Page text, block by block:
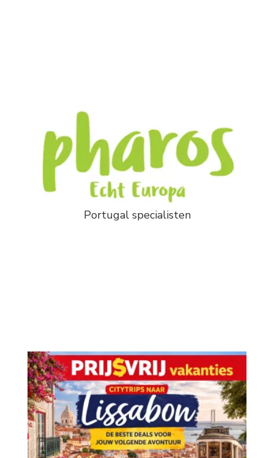
Portugal specialisten